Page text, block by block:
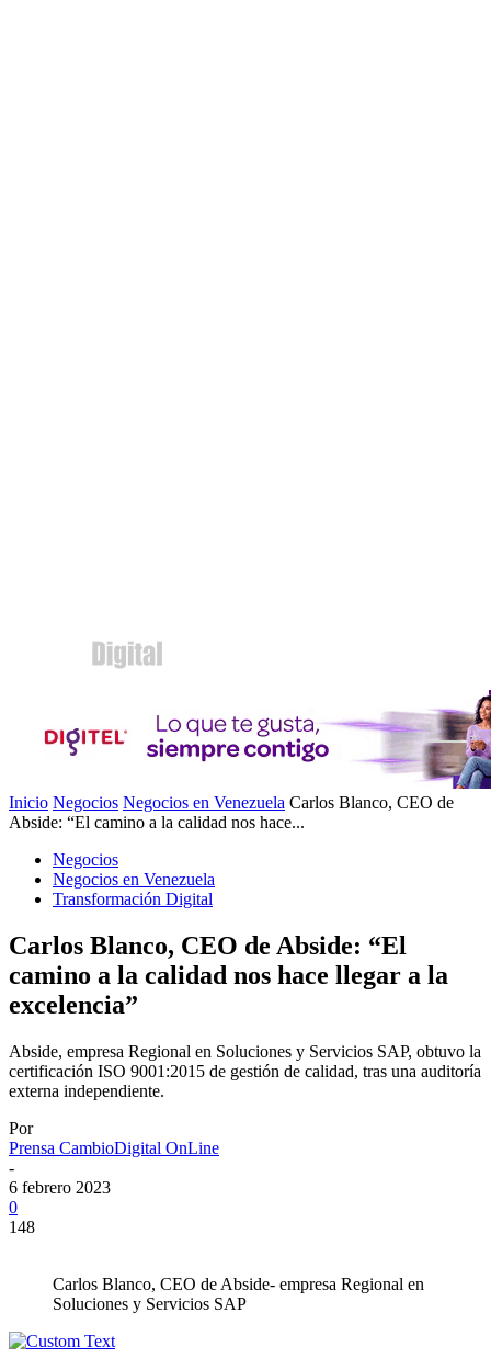
Inicio Negocios Negocios en Venezuela Carlos Blanco, CEO de
Abside: “El camino a la calidad nos hace...
Negocios
Negocios en Venezuela
Transformación Digital
Carlos Blanco, CEO de Abside: “El
camino a la calidad nos hace llegar a la
excelencia”
Abside, empresa Regional en Soluciones y Servicios SAP, obtuvo la
certificación ISO 9001:2015 de gestión de calidad, tras una auditoría
externa independiente.
Por
Prensa CambioDigital OnLine
-
6 febrero 2023
0
148
Carlos Blanco, CEO de Abside- empresa Regional en
Soluciones y Servicios SAP